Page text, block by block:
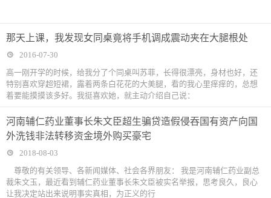
那天上课，我发现女同桌竟将手机调成震动夹在大腿根处
2016-07-30
高一刚开学的时候，给我分了个同桌叫苏菲，长得很漂亮，身材也好，还
特别喜欢穿超短裙，露着两条白花花的大美腿，看的我心里痒痒的，总想
着要能摸摸该多好。我挺喜欢她，就主动介绍自己说：
河南辅仁药业董事长朱文臣超生骗贷造假侵吞国有资产向国
外洗钱非法转移资金境外购买豪宅
2018-08-03
尊敬的有关领导、各新闻媒体、社会各界朋友： 我是河南辅仁药业副总
裁朱文玉，最近看到辅仁药业董事长朱文臣被实名举报，思考良久，良心
让我决定站出来说明事实真相，为正义的行